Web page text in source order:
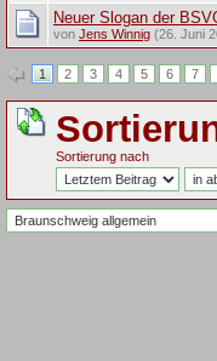
Neuer Slogan der
von Jens Winnig(26. Juni
1 2 3 4 5 6 7
Sortierung nach